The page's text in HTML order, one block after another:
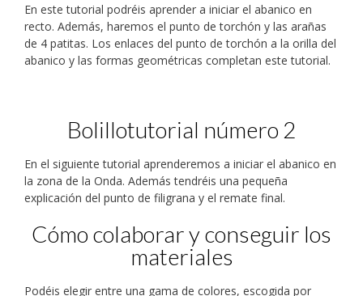
En este tutorial podréis aprender a iniciar el abanico en
recto. Además, haremos el punto de torchón y las arañas
de 4 patitas. Los enlaces del punto de torchón a la orilla del
abanico y las formas geométricas completan este tutorial.
Bolillotutorial número 2
En el siguiente tutorial aprenderemos a iniciar el abanico en
la zona de la Onda. Además tendréis una pequeña
explicación del punto de filigrana y el remate final.
Cómo colaborar y conseguir los
materiales
Podéis elegir entre una gama de colores, escogida por